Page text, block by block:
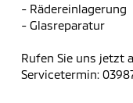
- Rädereinlagerung
- Glasreparatur
Rufen Sie uns jetzt
Servicetermin: